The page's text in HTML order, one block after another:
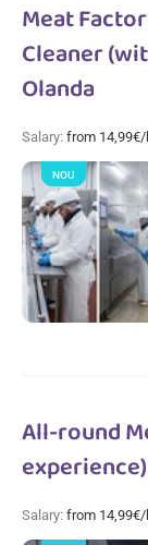
Meat
Cleaner
Olanda
Salary: from 14,99€/
NOU
All-round
Salary: from 14,99€/